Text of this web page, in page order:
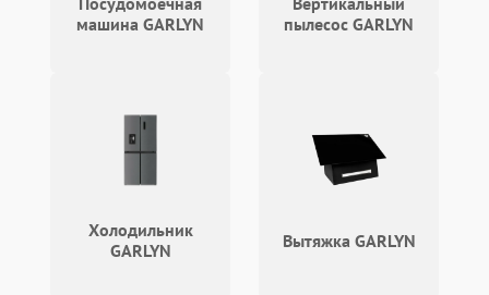
машина GARLYN
пылесос GARLYN
Холодильник
GARLYN
Вытяжка GARLYN